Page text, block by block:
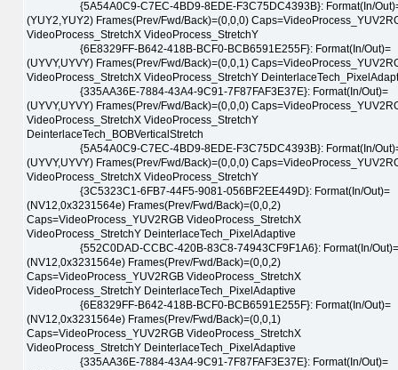
{5A54A0C9-C7EC-4BD9-8EDE-F3C75DC4393B}: Format(In/
(YUY2,YUY2) Frames(Prev/Fwd/Back)=(0,0,0)
VideoProcess_StretchX VideoProcess_StretchY
{6E8329FF-B642-418B-BCF0-BCB6591E255F}: Format(In/Out)=
(UYVY,UYVY) Frames(Prev/Fwd/Back)=(0,0,1)
VideoProcess_StretchX VideoProcess_StretchY
{335AA36E-7884-43A4-9C91-7F87FAF3E37E}: Format(In/Out)=
(UYVY,UYVY) Frames(Prev/Fwd/Back)=(0,0,0)
VideoProcess_StretchX VideoProcess_StretchY
DeinterlaceTech_BOBVerticalStretch
{5A54A0C9-C7EC-4BD9-8EDE-F3C75DC4393B}: Format(In/
(UYVY,UYVY) Frames(Prev/Fwd/Back)=(0,0,0)
VideoProcess_StretchX VideoProcess_StretchY
{3C5323C1-6FB7-44F5-9081-056BF2EE449D}: Format(In/Out)=
(NV12,0x3231564e) Frames(Prev/Fwd/Back)=(0,0,2)
Caps=VideoProcess_YUV2RGB VideoProcess_StretchX
VideoProcess_StretchY DeinterlaceTech_PixelAdaptive
{552C0DAD-CCBC-420B-83C8-74943CF9F1A6}: Format(In/Out)=
(NV12,0x3231564e) Frames(Prev/Fwd/Back)=(0,0,2)
Caps=VideoProcess_YUV2RGB VideoProcess_StretchX
VideoProcess_StretchY DeinterlaceTech_PixelAdaptive
{6E8329FF-B642-418B-BCF0-BCB6591E255F}: Format(In/Out)=
(NV12,0x3231564e) Frames(Prev/Fwd/Back)=(0,0,1)
Caps=VideoProcess_YUV2RGB VideoProcess_StretchX
VideoProcess_StretchY DeinterlaceTech_PixelAdaptive
{335AA36E-7884-43A4-9C91-7F87FAF3E37E}: Format(In/Out)=